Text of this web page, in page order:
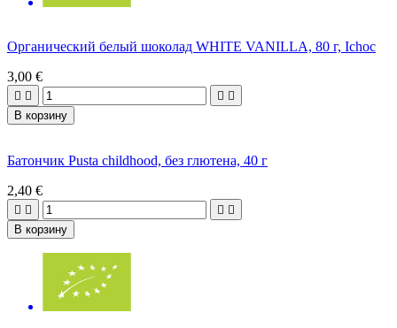
Органический белый шоколад WHITE VANILLA, 80 г, Ichoc
3,00 €
   
В корзину
Батончик Pusta childhood, без глютена, 40 г
2,40 €
   
В корзину